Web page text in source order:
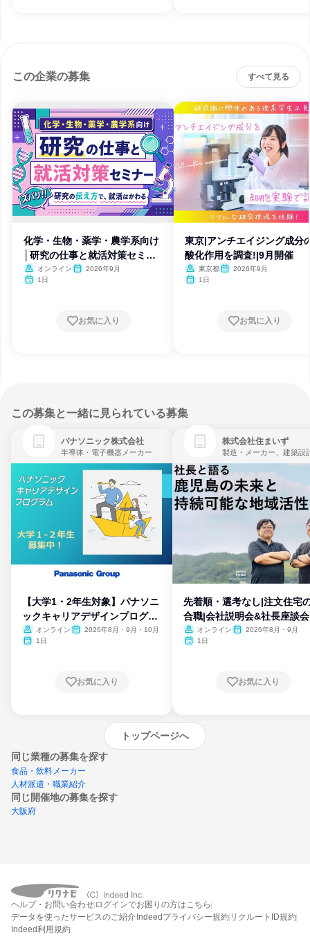
この企業の募集 すべて見る
化学・生物・薬学・農学系向け
│研究の仕事と就活対策セミナ
ー
オンライン
2026年9月
1日
お気に入り
東京|アンチエイジング成分
酸化作用を調査!|9月開催
東京都
2026年9月
1日
お気に入り
この募集と一緒に見られている募集
パナソニック株式会社
半導体・電子機器メーカー
【大学1・2年生対象】パナソニ
ックキャリアデザインプログラ
ム
オンライン
2026年8月・9月・10月
1日
お気に入り
株式会社住まいず
製造・メーカー、建築設
先着順・選考なし|注文住宅
合職|会社説明会&社長座談会
オンライン
2026年8月・9月
1日
お気に入り
トップページへ
同じ業種の募集を探す
食品・飲料メーカー
人材派遣・職業紹介
同じ開催地の募集を探す
大阪府
エントリーするとプログラムの詳細案内を
受け取れるようになります
ヘルプ・お問い合わせ ログインでお困りの方はこちら
データを使ったサービスのご紹介 Indeedプライバシー規約 リクルートID規約
Indeed利用規約